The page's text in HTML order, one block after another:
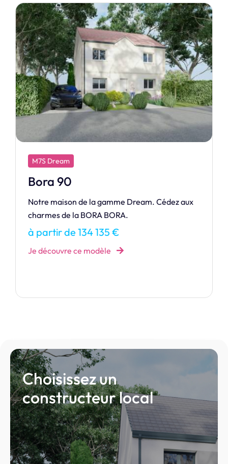
M7S Exclusive
Divine
Une maison répondant aux besoins du
quotidien, véritable maitre mot de votre
maison Divine.
à partir de 150 004 €
Choisissez un
constructeur local